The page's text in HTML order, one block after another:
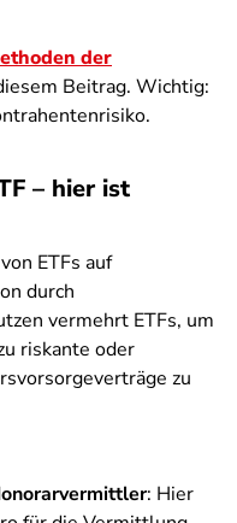
der
Beitrag. Wichtig:
– hier ist
ETFs auf
durch
vermehrt ETFs, um
riskante oder
zu
: Hier